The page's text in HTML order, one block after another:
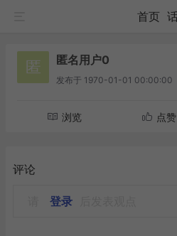
首页
匿 匿名用户0
发布于 1970-01-01 00:00:00
浏览 点赞
评论
登录